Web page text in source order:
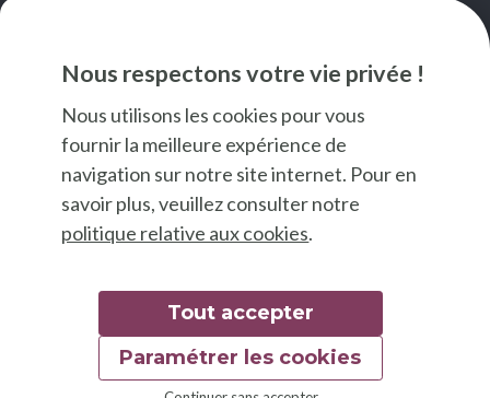
Nous respectons votre vie privée !
Nous utilisons les cookies pour vous
fournir la meilleure expérience de
navigation sur notre site internet. Pour en
savoir plus, veuillez consulter notre
politique relative aux cookies.
Tout accepter
Paramétrer les cookies
© 2026 Good Food